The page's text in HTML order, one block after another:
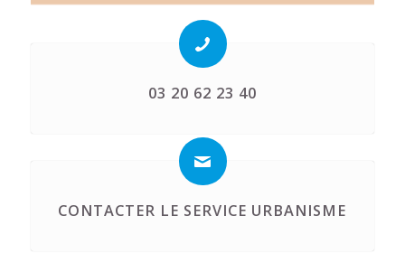
03 20 62 23 40
CONTACTER LE SERVICE URBANISME